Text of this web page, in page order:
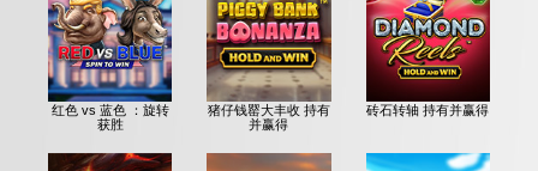
红色 vs 蓝色 ：旋转
获胜
猪仔钱罂大丰收 持有
并赢得
砖石转轴 持有并赢得